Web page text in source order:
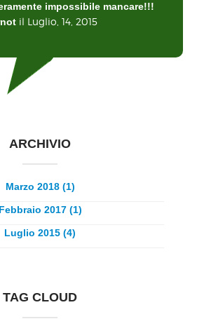
impossibile mancare!!!
il Luglio, 14, 2015
ARCHIVIO
Marzo 2018 (1)
Febbraio 2017 (1)
Luglio 2015 (4)
TAG CLOUD